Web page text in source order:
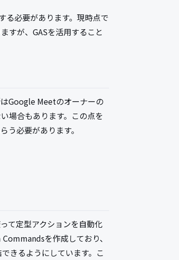
る必要があります。現時点で
すが、GASを活用すること
Google Meetのオーナーの
場合もあります。この点を
う必要があります。
て定型アクションを自動化
を作成しており、
きるようにしています。こ